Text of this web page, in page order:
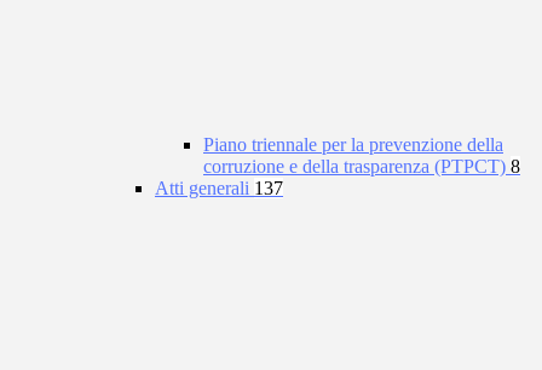
Piano triennale per la prevenzione della
corruzione e della trasparenza (PTPCT) 8
Atti generali 137